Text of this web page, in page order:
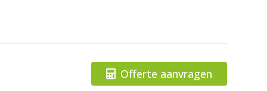
Offerte aanvragen